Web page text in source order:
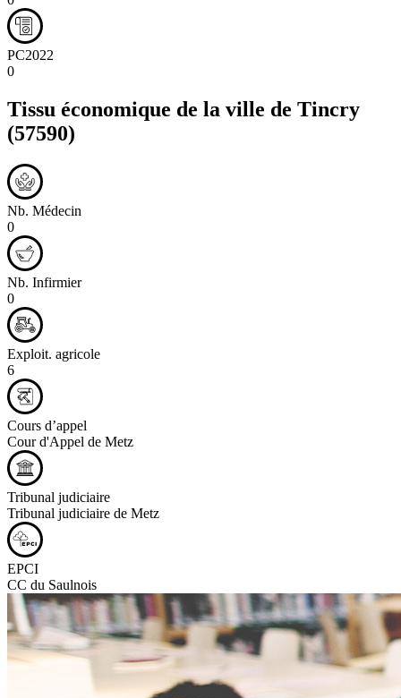
PC2022
0
Tissu économique de la ville de Tincry
(57590)
Nb. Médecin
0
Nb. Infirmier
0
Exploit. agricole
6
Cours d’appel
Cour d'Appel de Metz
Tribunal judiciaire
Tribunal judiciaire de Metz
EPCI
CC du Saulnois